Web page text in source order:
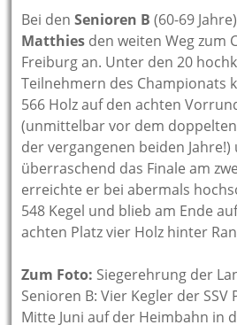
Bei denSenioren B (60-69
Matthies den weiten Weg zum
Freiburg an. Unter den 20
Teilnehmern des Championats
566 Holz auf den achten
(unmittelbar vor dem
der vergangenen beiden
überraschend das Finale am
erreichte er bei abermals
548 Kegel und blieb am Ende
achten Platz vier Holz hinter
Zum Foto: Siegerehrung der
Senioren B: Vier Kegler der SSV
Mitte Juni auf der Heimbahn in